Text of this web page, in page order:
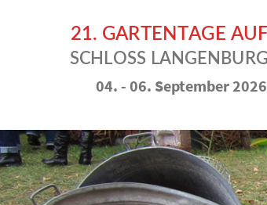
04. - 06. September 2026